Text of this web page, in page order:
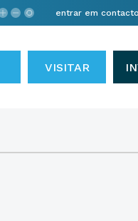
entrar em contacto
VISITAR